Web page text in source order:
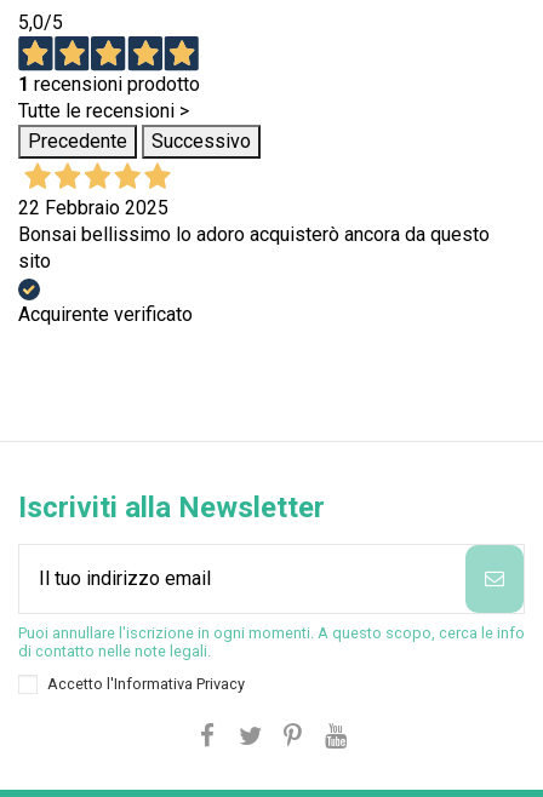
5,0/5
1 recensioni prodotto
Tutte le recensioni >
Precedente
Successivo
22 Febbraio 2025
Bonsai bellissimo lo adoro acquisterò ancora da questo
sito
Acquirente verificato
Iscriviti alla Newsletter
Puoi annullare l'iscrizione in ogni momenti. A questo scopo, cerca le info
di contatto nelle note legali.
Accetto l'Informativa Privacy